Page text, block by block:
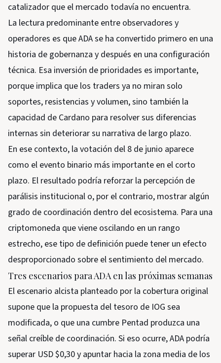
catalizador que el mercado todavía no encuentra.
La lectura predominante entre observadores y
operadores es que ADA se ha convertido primero en una
historia de gobernanza y después en una configuración
técnica. Esa inversión de prioridades es importante,
porque implica que los traders ya no miran solo
soportes, resistencias y volumen, sino también la
capacidad de Cardano para resolver sus diferencias
internas sin deteriorar su narrativa de largo plazo.
En ese contexto, la votación del 8 de junio aparece
como el evento binario más importante en el corto
plazo. El resultado podría reforzar la percepción de
parálisis institucional o, por el contrario, mostrar algún
grado de coordinación dentro del ecosistema. Para una
criptomoneda que viene oscilando en un rango
estrecho, ese tipo de definición puede tener un efecto
desproporcionado sobre el sentimiento del mercado.
Tres escenarios para ADA en las próximas semanas
El escenario alcista planteado por la cobertura original
supone que la propuesta del tesoro de IOG sea
modificada, o que una cumbre Pentad produzca una
señal creíble de coordinación. Si eso ocurre, ADA podría
superar USD $0,30 y apuntar hacia la zona media de los